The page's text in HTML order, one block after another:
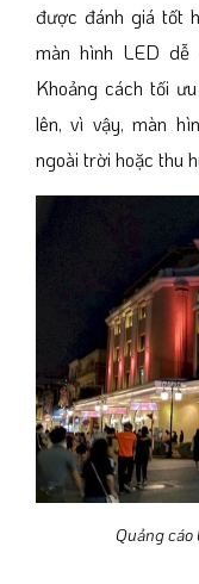
được đánh giá tốt
màn hình LED dễ
Khoảng cách tối
lên, vì vậy, màn
ngoài trời hoặc thu
Quảng